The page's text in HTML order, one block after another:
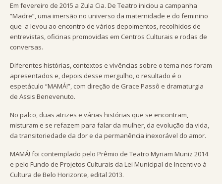
Em fevereiro de 2015 a Zula Cia. De Teatro iniciou a campanha
“Madre”, uma imersão no universo da maternidade e do feminino
que a levou ao encontro de vários depoimentos, recolhidos de
entrevistas, oficinas promovidas em Centros Culturais e rodas de
conversas.
Diferentes histórias, contextos e vivências sobre o tema nos foram
apresentados e, depois desse mergulho, o resultado é o
espetáculo “MAMÁ!”, com direção de Grace Passô e dramaturgia
de Assis Benevenuto.
No palco, duas atrizes e várias histórias que se encontram,
misturam e se refazem para falar da mulher, da evolução da vida,
da transitoriedade da dor e da permanência inexorável do amor.
MAMÁ! foi contemplado pelo Prêmio de Teatro Myriam Muniz 2014
e pelo Fundo de Projetos Culturais da Lei Municipal de Incentivo à
Cultura de Belo Horizonte, edital 2013.